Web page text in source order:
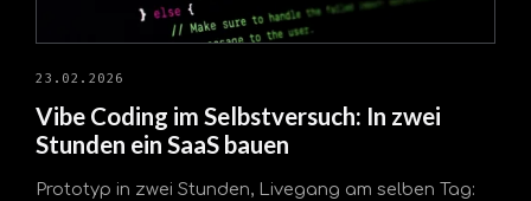
23.02.2026
Vibe Coding im Selbstversuch: In zwei
Stunden ein SaaS bauen
Prototyp in zwei Stunden, Livegang am selben Tag: